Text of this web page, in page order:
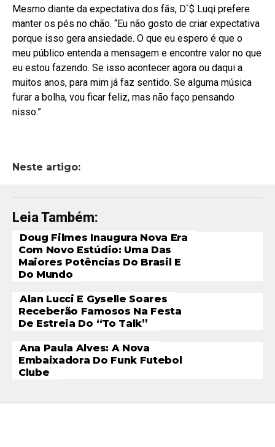
Mesmo diante da expectativa dos fãs, D`$ Luqi prefere
manter os pés no chão. “Eu não gosto de criar expectativa
porque isso gera ansiedade. O que eu espero é que o
meu público entenda a mensagem e encontre valor no que
eu estou fazendo. Se isso acontecer agora ou daqui a
muitos anos, para mim já faz sentido. Se alguma música
furar a bolha, vou ficar feliz, mas não faço pensando
nisso.”
Neste artigo:
Leia Também:
Doug Filmes Inaugura Nova Era
Com Novo Estúdio: Uma Das
Maiores Potências Do Brasil E
Do Mundo
Alan Lucci E Gyselle Soares
Receberão Famosos Na Festa
De Estreia Do “To Talk”
Ana Paula Alves: A Nova
Embaixadora Do Funk Futebol
Clube